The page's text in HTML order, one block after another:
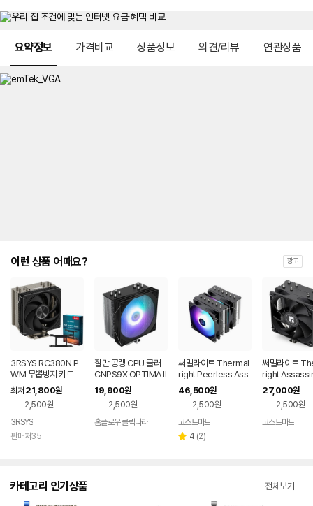
요약정보 가격비교 상품정보 의견/리뷰 연관상품
이런 상품 어때요? 광고
3RSYS RC380N P
WM 무뽑방지 키트
최저 21,800원
2,500원
3RSYS
판매처35
잘만 공랭 CPU 쿨러
CNPS9X OPTIMA II
ARGB
19,900원
2,500원
홈플로우 클릭나라
써멀라이트 Thermal
right Peerless Ass
asin 120 SE ARGB
공랭 CPU쿨러 서린
46,500원
2,500원
고스트마트
별 4 리
(2)
써멀라이트
right
0 Refined SE
PU쿨러 서린
27,000원
2,500원
고스트마트
카테고리 인기상품 전체보기